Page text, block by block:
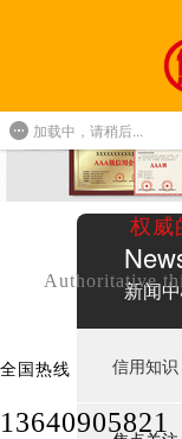
权威
Authoritative
全国热线
13640905821
新闻
信
加载中，请稍后...